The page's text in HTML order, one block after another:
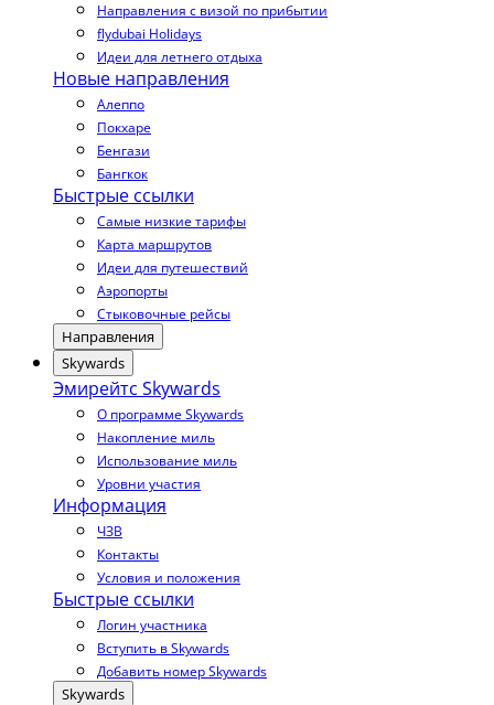
Направления с визой по прибытии
flydubai Holidays
Идеи для летнего отдыха
Новые направления
Алеппо
Покхаре
Бенгази
Бангкок
Быстрые ссылки
Самые низкие тарифы
Карта маршрутов
Идеи для путешествий
Аэропорты
Стыковочные рейсы
Направления
Skywards
Эмирейтс Skywards
О программе Skywards
Накопление миль
Использование миль
Уровни участия
Информация
ЧЗВ
Контакты
Условия и положения
Быстрые ссылки
Логин участника
Вступить в Skywards
Добавить номер Skywards
Skywards